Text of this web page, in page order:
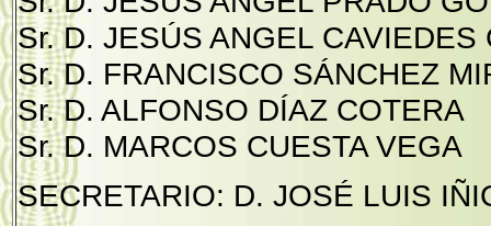
Sr. D. JESÚS ANGEL CAVIEDES
Sr. D. FRANCISCO SÁNCHEZ
Sr. D. ALFONSO DÍAZ COTERA
Sr. D. MARCOS CUESTA VEGA
SECRETARIO: D. JOSÉ LUIS